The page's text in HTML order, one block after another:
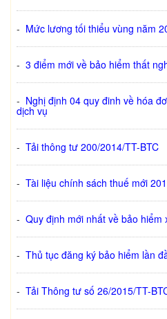
- Mức lương tối thiểu vùng năm
- 3 điểm mới về bảo hiểm thất
- Nghị định 04 quy đinh về hóa
dịch vụ
- Tải thông tư 200/2014/TT-BTC
- Tài liệu chính sách thuế mới
- Quy định mới nhất về bảo
- Thủ tục đăng ký bảo hiểm lần
- Tải Thông tư số 26/2015/TT-